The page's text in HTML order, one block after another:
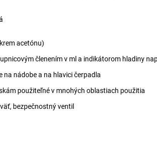
acetónu)
členením v ml a indikátorom hladiny
na nádobe a na hlavici čerpadla
použiteľné v mnohých oblastiach použitia
bezpečnostný ventil